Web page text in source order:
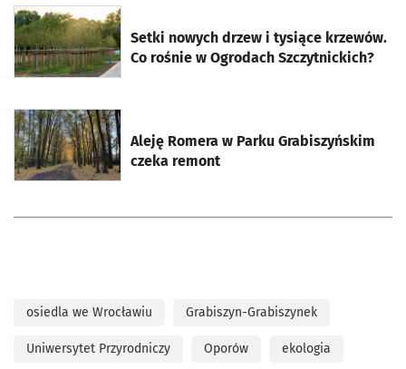
Setki nowych drzew i tysiące krzewów.
Co rośnie w Ogrodach Szczytnickich?
otworzy się w nowej karcie
Aleję Romera w Parku Grabiszyńskim
czeka remont
otworzy się w nowej karcie
osiedla we Wrocławiu Grabiszyn-Grabiszynek
Uniwersytet Przyrodniczy Oporów ekologia